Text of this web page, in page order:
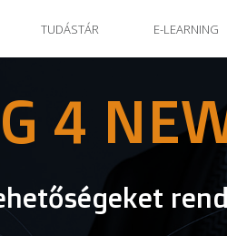
TUDÁSTÁR E-LEARNING
4